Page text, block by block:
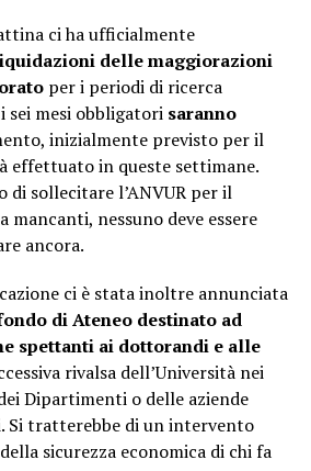
ci ha ufficialmente
delle maggiorazioni
per i periodi di ricerca
sei mesi obbligatori saranno
inizialmente previsto per il
effettuato in queste settimane.
di sollecitare l’ANVUR per il
mancanti, nessuno deve essere
ancora.
ci è stata inoltre annunciata
di Ateneo destinato ad
spettanti ai dottorandi e alle
rivalsa dell’Università nei
Dipartimenti o delle aziende
Si tratterebbe di un intervento
sicurezza economica di chi fa